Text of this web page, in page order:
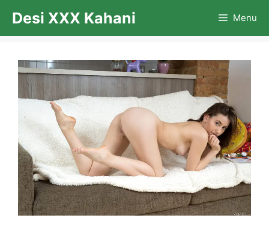
Desi XXX Kahani Menu